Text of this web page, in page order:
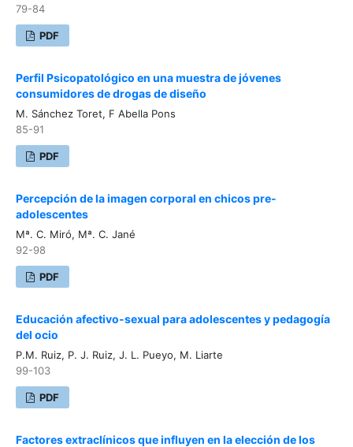
79-84
PDF
Perfil Psicopatológico en una muestra de jóvenes
consumidores de drogas de diseño
M. Sánchez Toret, F Abella Pons
85-91
PDF
Percepción de la imagen corporal en chicos pre-
adolescentes
Mª. C. Miró, Mª. C. Jané
92-98
PDF
Educación afectivo-sexual para adolescentes y pedagogía
del ocio
P.M. Ruiz, P. J. Ruiz, J. L. Pueyo, M. Liarte
99-103
PDF
Factores extraclínicos que influyen en la elección de los